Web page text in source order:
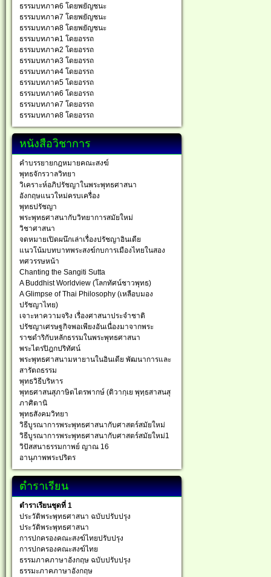
ธรรมบทภาค6 โดยพยัญชนะ
ธรรมบทภาค7 โดยพยัญชนะ
ธรรมบทภาค8 โดยพยัญชนะ
ธรรมบทภาค1 โดยอรรถ
ธรรมบทภาค2 โดยอรรถ
ธรรมบทภาค3 โดยอรรถ
ธรรมบทภาค4 โดยอรรถ
ธรรมบทภาค5 โดยอรรถ
ธรรมบทภาค6 โดยอรรถ
ธรรมบทภาค7 โดยอรรถ
ธรรมบทภาค8 โดยอรรถ
หนังสือวิชาการ
คำบรรยายกฎหมายคณะสงฆ์
พุทธจักรวาลวิทยา
วิเคราะห์อภิปรัชญาในพระพุทธศาสนา
อังกฤษแนวใหม่ครบเครื่อง
พุทธปรัชญา
พระพุทธศาสนากับวิทยาการสมัยใหม่
วิชาศาสนา
จดหมายเปิดผนึกเล่าเรื่องปรัชญาอินเดีย
แนวโน้มบทบาทพระสงฆ์กบการเมืองไทยในสอง
ทศวรรษหน้า
Chanting the Sangiti Sutta
A Buddhist Worldview (โลกทัศน์ชาวพุทธ)
A Glimpse of Thai Philosophy (เหลือบมอง
ปรัชญาไทย)
เจาะหาความจริง เรื่องศาสนาประจำชาติ
ปรัชญาเศรษฐกิจพอเพียงอันเนื่องมาจากพระ
ราชดำริกับหลักธรรมในพระพุทธศาสนา
พระไตรปิฎกปริทัศน์
พระพุทธศาสนามหายานในอินเดีย พัฒนาการและ
สารัตถธรรม
พุทธวิธีบริหาร
พุทธศาสนสุภาษิตไตรพากษ์ (ติวากฺเย พุทฺธสาสนสุ
ภาศิตานิ
พุทธสังคมวิทยา
วิธีบูรณาการพระพุทธศาสนากับศาสตร์สมัยใหม่
วิธีบูรณาการพระพุทธศาสนากับศาสตร์สมัยใหม่1
วิปัสสนาธรรมกาพย์ ญาณ 16
อานุภาพพระปริตร
ตำราเรียน
ตำราเรียนชุดที่ 1
ประวัติพระพุทธศาสนา ฉบับปรับปรุง
ประวัติพระพุทธศาสนา
การปกครองคณะสงฆ์ไทยปรับปรุง
การปกครองคณะสงฆ์ไทย
ธรรมภาคภาษาอังกฤษ ฉบับปรับปรุง
ธรรมะภาคภาษาอังกฤษ